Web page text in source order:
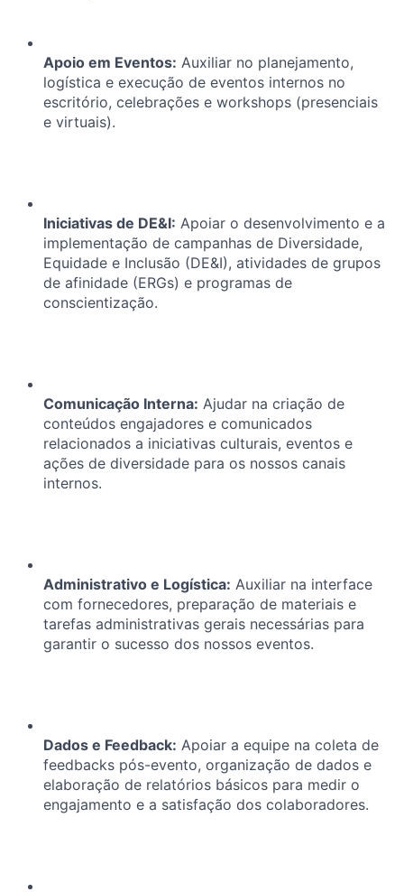
Apoio em Eventos: Auxiliar no planejamento,
logística e execução de eventos internos no
escritório, celebrações e workshops (presenciais
e virtuais).
Iniciativas de DE&I: Apoiar o desenvolvimento e a
implementação de campanhas de Diversidade,
Equidade e Inclusão (DE&I), atividades de grupos
de afinidade (ERGs) e programas de
conscientização.
Comunicação Interna: Ajudar na criação de
conteúdos engajadores e comunicados
relacionados a iniciativas culturais, eventos e
ações de diversidade para os nossos canais
internos.
Administrativo e Logística: Auxiliar na interface
com fornecedores, preparação de materiais e
tarefas administrativas gerais necessárias para
garantir o sucesso dos nossos eventos.
Dados e Feedback: Apoiar a equipe na coleta de
feedbacks pós-evento, organização de dados e
elaboração de relatórios básicos para medir o
engajamento e a satisfação dos colaboradores.